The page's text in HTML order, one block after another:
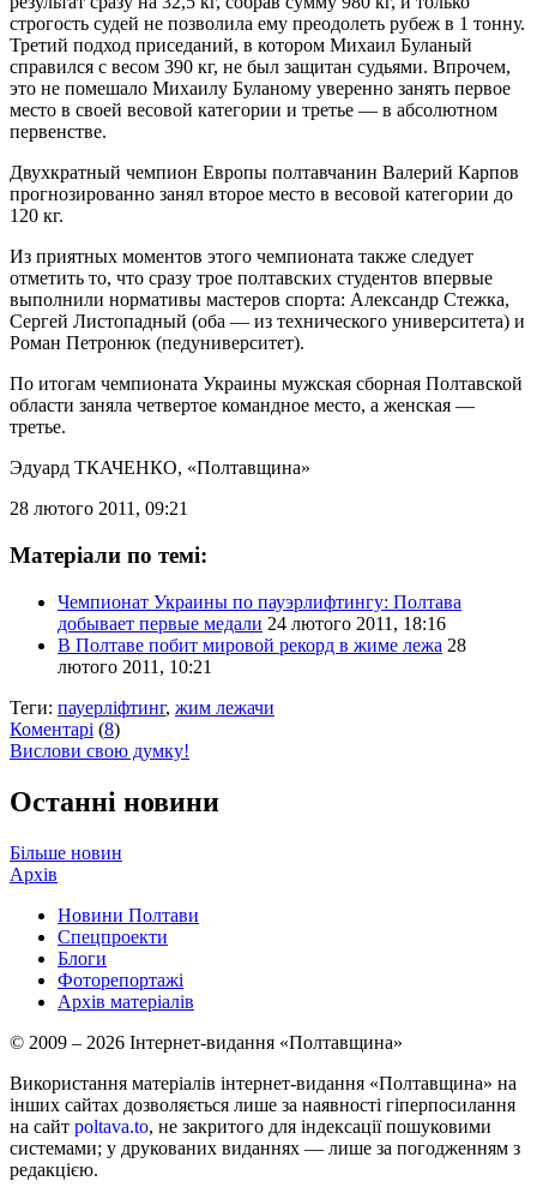
строгость судей не позволила ему преодолеть рубеж в 1 тонну.
Третий подход приседаний, в котором Михаил Буланый
справился с весом 390 кг, не был защитан судьями. Впрочем,
это не помешало Михаилу Буланому уверенно занять первое
место в своей весовой категории и третье — в абсолютном
первенстве.
Двухкратный чемпион Европы полтавчанин Валерий Карпов
прогнозированно занял второе место в весовой категории до
120 кг.
Из приятных моментов этого чемпионата также следует
отметить то, что сразу трое полтавских студентов впервые
выполнили нормативы мастеров спорта: Александр Стежка,
Сергей Листопадный (оба — из технического университета) и
Роман Петронюк (педуниверситет).
По итогам чемпионата Украины мужская сборная Полтавской
области заняла четвертое командное место, а женская —
третье.
Эдуард ТКАЧЕНКО, «Полтавщина»
28 лютого 2011, 09:21
Матеріали по темі:
Чемпионат Украины по пауэрлифтингу: Полтава
добывает первые медали 24 лютого 2011, 18:16
В Полтаве побит мировой рекорд в жиме лежа 28
лютого 2011, 10:21
Теги: пауерліфтинг, жим лежачи
Коментарі (8)
Вислови свою думку!
Останні новини
Більше новин
Архів
Новини Полтави
Спецпроекти
Блоги
Фоторепортажі
Архів матеріалів
© 2009 – 2026 Інтернет-видання «Полтавщина»
Використання матеріалів інтернет-видання «Полтавщина» на
інших сайтах дозволяється лише за наявності гіперпосилання
на сайт poltava.to, не закритого для індексації пошуковими
системами; у друкованих виданнях — лише за погодженням з
редакцією.